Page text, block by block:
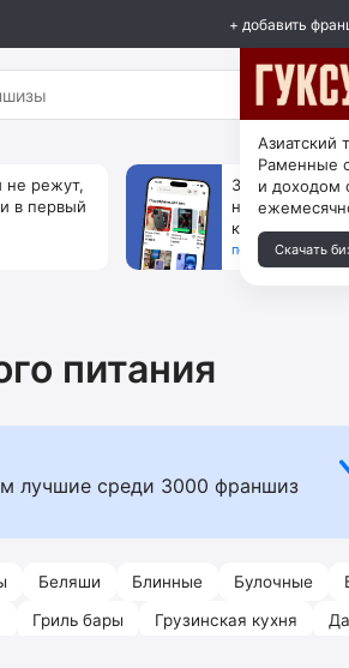
+ добавить
не режут,
в первый
За 90 тыс.
ни коробок, ни
каждый месяц
получить
питания
лучшие среди 3000 франшиз
Беляши Блинные Булочные
Гриль бары Грузинская кухня
Азиатский
Раменные
и доходом
Скачать